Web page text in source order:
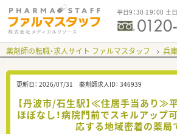
平日9：30-19：00 土
薬剤師の転職・求人サイト ファルマスタッフ 兵
更新日： 2026/07/31 薬剤師求人ID： 346939
【丹波市/石生駅】≪住居手当あり≫
ほぼなし！病院門前でスキルアップ
応する地域密着の薬局